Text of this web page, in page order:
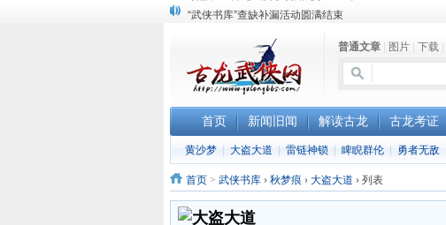
“武侠书库”查缺补漏活动圆满结束
顾雪衣《古龙武侠小说知见录》上市普通文章 图片 下载
首页 新闻旧闻 解读古龙 古龙考证
黄沙梦 大盗大道 雷链神锁 睥睨群伦 勇者无敌
首页 > 武侠书库 › 秋梦痕 › 大盗大道 › 列表